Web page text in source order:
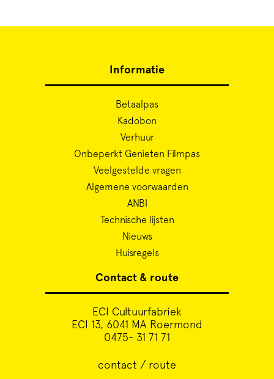
Informatie
Betaalpas
Kadobon
Verhuur
Onbeperkt Genieten Filmpas
Veelgestelde vragen
Algemene voorwaarden
ANBI
Technische lijsten
Nieuws
Huisregels
Contact & route
ECI Cultuurfabriek
ECI 13, 6041 MA Roermond
0475- 31 71 71
contact / route